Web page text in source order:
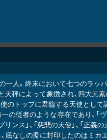
一人。終末において七つのラッ
秤によって象徴され、四大元素
のトップに君臨する天使とし
の従者のような存在であり、「
ス」、「慈悲の天使」、「正義
、底なしの淵に封印したのはミカ